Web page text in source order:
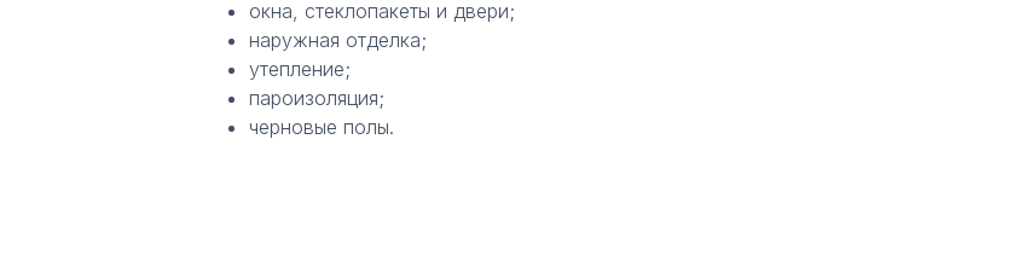
окна, стеклопакеты и двери;
наружная отделка;
утепление;
пароизоляция;
черновые полы.